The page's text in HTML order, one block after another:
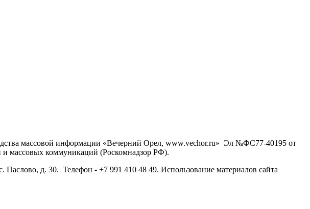
массовой информации «Вечерний Орел, www.vechor.ru» Эл №ФС77-40195 от
и массовых коммуникаций (Роскомнадзор РФ).
д. 30. Телефон - +7 991 410 48 49. Использование материалов сайта